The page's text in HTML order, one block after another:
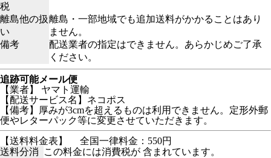
税
離島他の扱
い
離島・一部地域でも追加送料がかかることはあり
ません。
備考
配送業者の指定はできません。あらかじめご了承
ください。
追跡可能メール便
【業者】 ヤマト運輸
【配送サービス名】ネコポス
【備考】厚みが3cmを超えるものは利用できません。定形外郵
便やレターパック等に変更させていただきます。
【送料料金表】
全国一律料金：550円
送料分消
この料金には消費税が 含まれています。